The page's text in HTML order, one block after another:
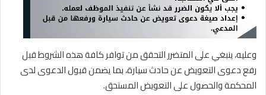
وعليه، ينبغي على المتضرر التحقق من توافر كافة هذه الشروط قبل
رفع دعوى التعويض عن حادث سيارة، بما يضمن قبول الدعوى لدى
المحكمة والحصول على التعويض المستحق.